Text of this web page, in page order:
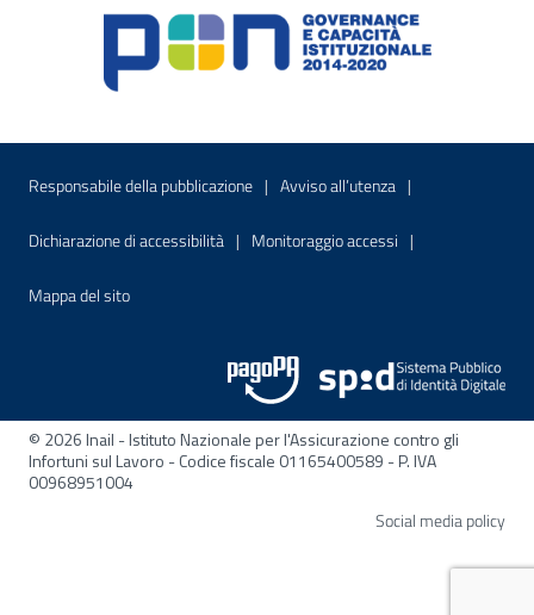
Menu di servizio
Responsabile della pubblicazione Sito interno - Apre in una nuova
Avviso all’utenza Sito interno -
Dichiarazione di accessibilità Sito interno - Apre in una nuova finestra
Monitoraggio accessi Sito interno -
Mappa del sitoSito interno - Apre nella stessa finestra
© 2026 Inail - Istituto Nazionale per l'Assicurazione contro gli
Infortuni sul Lavoro - Codice fiscale 01165400589 - P. IVA
00968951004
Social media policy